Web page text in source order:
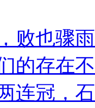
败也骤
的存在
连冠，